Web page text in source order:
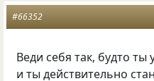
#66352
Веди себя так, будто ты
и ты действительно